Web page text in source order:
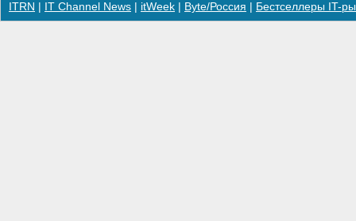
ITRN IT Channel News itWeek Byte/Россия Бестселлеры IT-